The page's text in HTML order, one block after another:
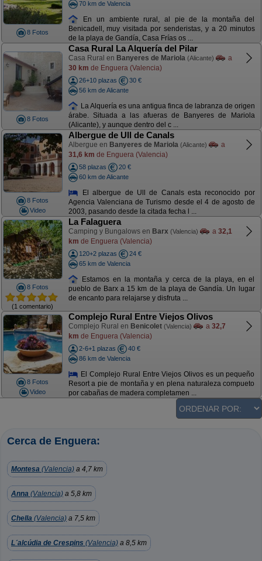
8 Fotos
70 km de Valencia
En un ambiente rural, al pie de la montaña del
Benicadell, muy visitada por senderistas, y a 20 minutos
de la playa de Gandía, Casa Frías os ...
8 Fotos
Casa Rural La Alquería del Pilar
Casa Rural en Banyeres de Mariola (Alicante)
a
30 km de Enguera (Valencia)
26+10 plazas
30 €
56 km de Alicante
La Alquería es una antigua finca de labranza de origen
árabe. Situada a las afueras de Banyeres de Mariola
(Alicante), y aunque dentro del c ...
8 Fotos
Video
Albergue de Ull de Canals
Albergue en Banyeres de Mariola (Alicante)
a
31,6 km de Enguera (Valencia)
58 plazas
20 €
60 km de Alicante
El albergue de Ull de Canals esta reconocido por
Agencia Valenciana de Turismo desde el 4 de agosto de
2003, pasando desde la citada fecha l ...
8 Fotos
(1 comentario)
La Falaguera
Camping y Bungalows en Barx (Valencia) a 32,1
km de Enguera (Valencia)
120+2 plazas
24 €
65 km de Valencia
Estamos en la montaña y cerca de la playa, en el
pueblo de Barx a 15 km de la playa de Gandía. Un lugar
de encanto para relajarse y disfruta ...
8 Fotos
Video
Complejo Rural Entre Viejos Olivos
Complejo Rural en Benicolet (Valencia) a 32,7
km de Enguera (Valencia)
2-6+1 plazas
40 €
86 km de Valencia
El Complejo Rural Entre Viejos Olivos es un pequeño
Resort a pie de montaña y en plena naturaleza compueto
por cabañas de madera completamen ...
Cerca de Enguera:
Montesa (Valencia) a 4,7 km
Anna (Valencia) a 5,8 km
Chella (Valencia) a 7,5 km
L´alcúdia de Crespins (Valencia) a 8,5 km